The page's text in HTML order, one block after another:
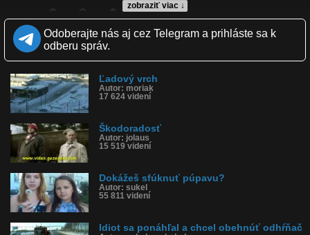
zobraziť viac ↓
LQ
Zverejnené: 9.11.2016 12:06
Páči sa: 71% (24 hlasov)
Obľúbené: 2
Komentárov: 27
Kategória: auto-moto
Tagy: okno, ľad, zima, rusko, vodič, havária, zábava
História sledovanosti videa:
Odoberajte nás aj cez Telegram a prihláste sa k
odberu správ.
Ľadový vrch
Autor: moriak
17 624 videní
Škodoradosť
Autor: jolaus
15 519 videní
Dokážeš sfúknuť púpavu?
Autor: sukel
55 811 videní
Idiot sa ponáhľal a chcel obehnúť odhŕňač